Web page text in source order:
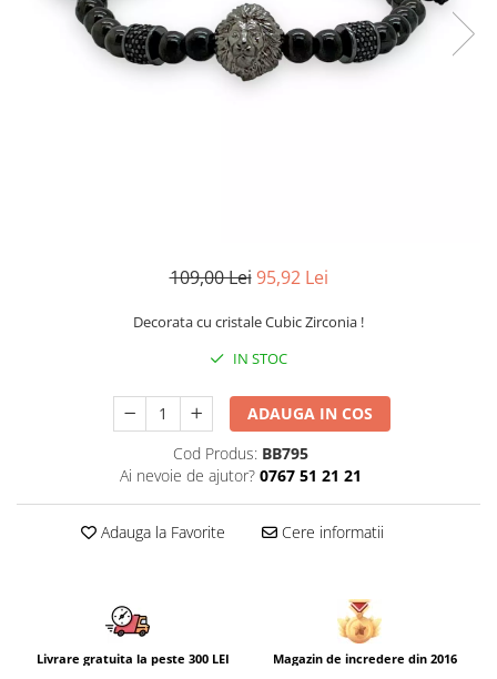
CEASURI DAMA
109,00 Lei 95,92 Lei
Decorata cu cristale Cubic Zirconia !
IN STOC
ADAUGA IN COS
Cod Produs: BB795
Ai nevoie de ajutor? 0767 51 21 21
Adauga la Favorite Cere informatii
Livrare gratuita la peste 300 LEI Magazin de incredere din 2016